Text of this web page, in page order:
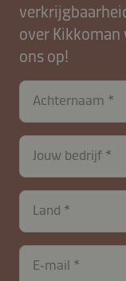
over Kikkoman
ons op!
Achternaam
Jouw bedrijf
Land
E‑mail